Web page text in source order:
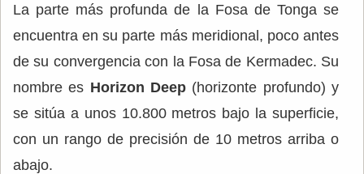
La parte más profunda de la Fosa de Tonga se
encuentra en su parte más meridional, poco antes
de su convergencia con la Fosa de Kermadec. Su
nombre es Horizon Deep (horizonte profundo) y
se sitúa a unos 10.800 metros bajo la superficie,
con un rango de precisión de 10 metros arriba o
abajo.